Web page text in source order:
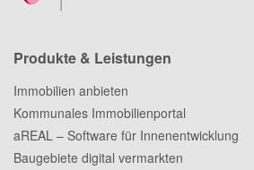
Produkte & Leistungen
Immobilien anbieten
Kommunales Immobilienportal
aREAL – Software für Innenentwicklung
Baugebiete digital vermarkten